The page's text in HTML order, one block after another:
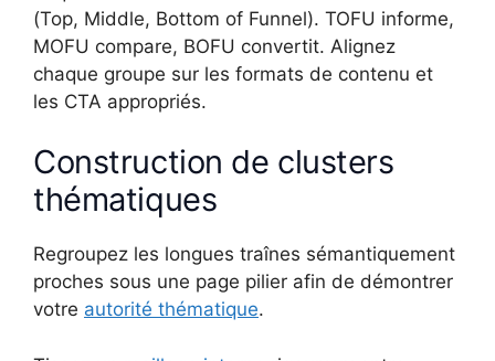
(Top, Middle, Bottom of Funnel). TOFU informe,
MOFU compare, BOFU convertit. Alignez
chaque groupe sur les formats de contenu et
les CTA appropriés.
Construction de clusters
thématiques
Regroupez les longues traînes sémantiquement
proches sous une page pilier afin de démontrer
votre autorité thématique.